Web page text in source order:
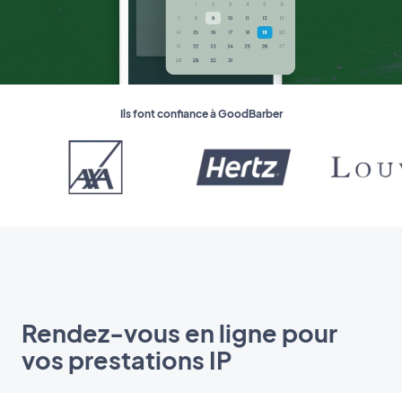
Ils font confiance à GoodBarber
Rendez-vous en ligne pour
vos prestations IP